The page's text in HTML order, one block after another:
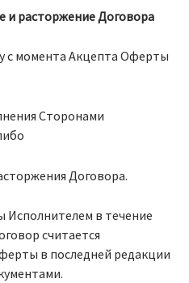
и расторжение Договора
с момента Акцепта Оферты
Сторонами
Договора.
Исполнителем в течение
считается
в последней редакции